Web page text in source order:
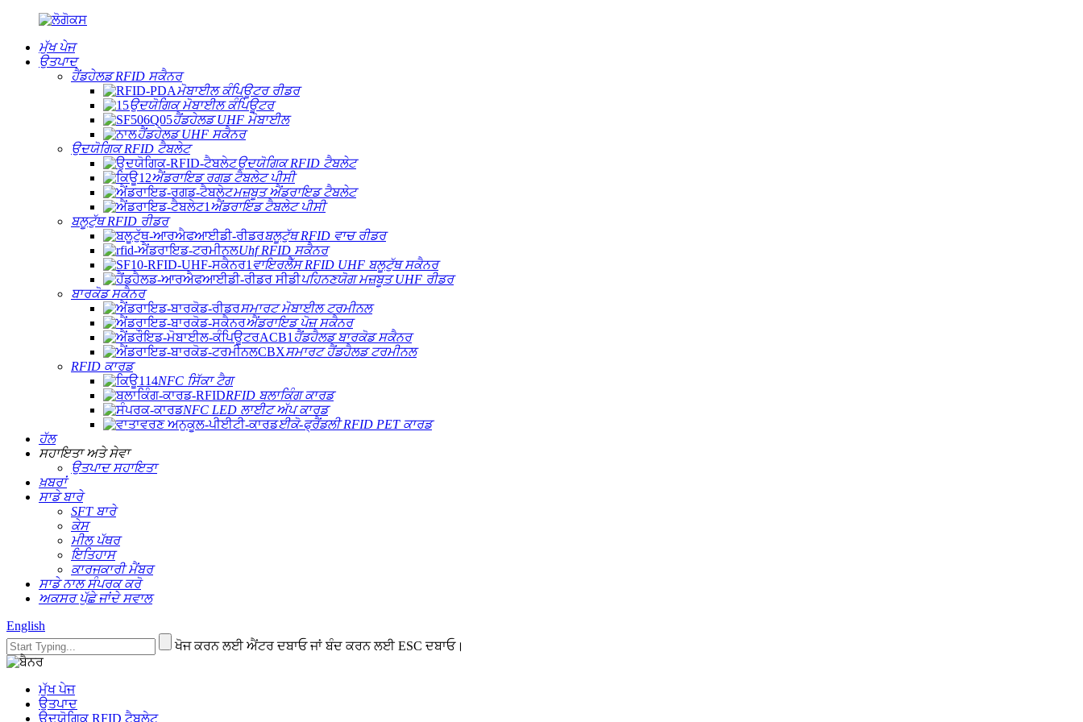
ਮੁੱਖ ਪੇਜ
ਉਤਪਾਦ
ਹੈਂਡਹੇਲਡ RFID ਸਕੈਨਰ
ਮੋਬਾਈਲ ਕੰਪਿਊਟਰ ਰੀਡਰ
ਉਦਯੋਗਿਕ ਮੋਬਾਈਲ ਕੰਪਿਊਟਰ
ਹੈਂਡਹੇਲਡ UHF ਮੋਬਾਈਲ
ਹੈਂਡਹੇਲਡ UHF ਸਕੈਨਰ
ਉਦਯੋਗਿਕ RFID ਟੈਬਲੇਟ
ਉਦਯੋਗਿਕ RFID ਟੈਬਲੇਟ
ਐਂਡਰਾਇਡ ਰਗਡ ਟੈਬਲੇਟ ਪੀਸੀ
ਮਜ਼ਬੂਤ ​​ਐਂਡਰਾਇਡ ਟੈਬਲੇਟ
ਐਂਡਰਾਇਡ ਟੈਬਲੇਟ ਪੀਸੀ
ਬਲੂਟੁੱਥ RFID ਰੀਡਰ
ਬਲੂਟੁੱਥ RFID ਵਾਚ ਰੀਡਰ
Uhf RFID ਸਕੈਨਰ
ਵਾਇਰਲੈੱਸ RFID UHF ਬਲੂਟੁੱਥ ਸਕੈਨਰ
ਪਹਿਨਣਯੋਗ ਮਜ਼ਬੂਤ ​​UHF ਰੀਡਰ
ਬਾਰਕੋਡ ਸਕੈਨਰ
ਸਮਾਰਟ ਮੋਬਾਈਲ ਟਰਮੀਨਲ
ਐਂਡਰਾਇਡ ਪੋਜ਼ ਸਕੈਨਰ
ਹੈਂਡਹੈਲਡ ਬਾਰਕੋਡ ਸਕੈਨਰ
ਸਮਾਰਟ ਹੈਂਡਹੈਲਡ ਟਰਮੀਨਲ
RFID ਕਾਰਡ
NFC ਸਿੱਕਾ ਟੈਗ
RFID ਬਲਾਕਿੰਗ ਕਾਰਡ
NFC LED ਲਾਈਟ ਅੱਪ ਕਾਰਡ
ਈਕੋ-ਫ੍ਰੈਂਡਲੀ RFID PET ਕਾਰਡ
ਹੱਲ
ਸਹਾਇਤਾ ਅਤੇ ਸੇਵਾ
ਉਤਪਾਦ ਸਹਾਇਤਾ
ਖ਼ਬਰਾਂ
ਸਾਡੇ ਬਾਰੇ
SFT ਬਾਰੇ
ਕੇਸ
ਮੀਲ ਪੱਥਰ
ਇਤਿਹਾਸ
ਕਾਰਜਕਾਰੀ ਮੈਂਬਰ
ਸਾਡੇ ਨਾਲ ਸੰਪਰਕ ਕਰੋ
ਅਕਸਰ ਪੁੱਛੇ ਜਾਂਦੇ ਸਵਾਲ
English
ਖੋਜ ਕਰਨ ਲਈ ਐਂਟਰ ਦਬਾਓ ਜਾਂ ਬੰਦ ਕਰਨ ਲਈ ESC ਦਬਾਓ।
ਮੁੱਖ ਪੇਜ
ਉਤਪਾਦ
ਉਦਯੋਗਿਕ RFID ਟੈਬਲੇਟ